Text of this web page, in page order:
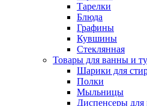
Тарелки
Блюда
Графины
Кувшины
Стеклянная
Товары для ванны и
Шарики для
Полки
Мыльницы
Диспенсеры для